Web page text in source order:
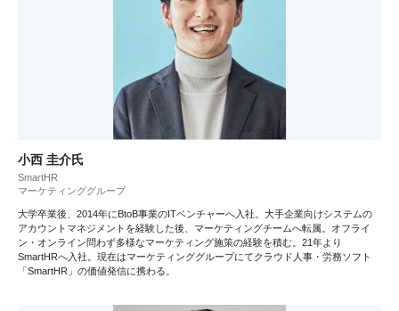
小西 圭介氏
SmartHR
マーケティンググループ
大学卒業後、2014年にBtoB事業のITベンチャーへ入社。大手企業向けシステムの
アカウントマネジメントを経験した後、マーケティングチームへ転属。オフライ
ン・オンライン問わず多様なマーケティング施策の経験を積む。21年より
SmartHRへ入社。現在はマーケティンググループにてクラウド人事・労務ソフト
「SmartHR」の価値発信に携わる。